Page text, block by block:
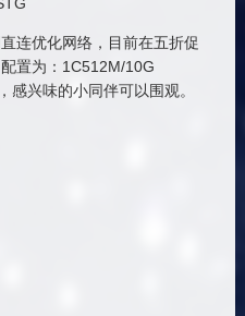
连优化网络，目前在五折促
置为：1C512M/10G
感兴味的小同伴可以围观。